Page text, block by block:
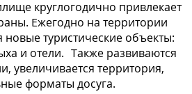
круглогодично привлекает
Ежегодно на территории
новые туристические объекты:
и отели. Также развиваются
увеличивается территория,
форматы досуга.